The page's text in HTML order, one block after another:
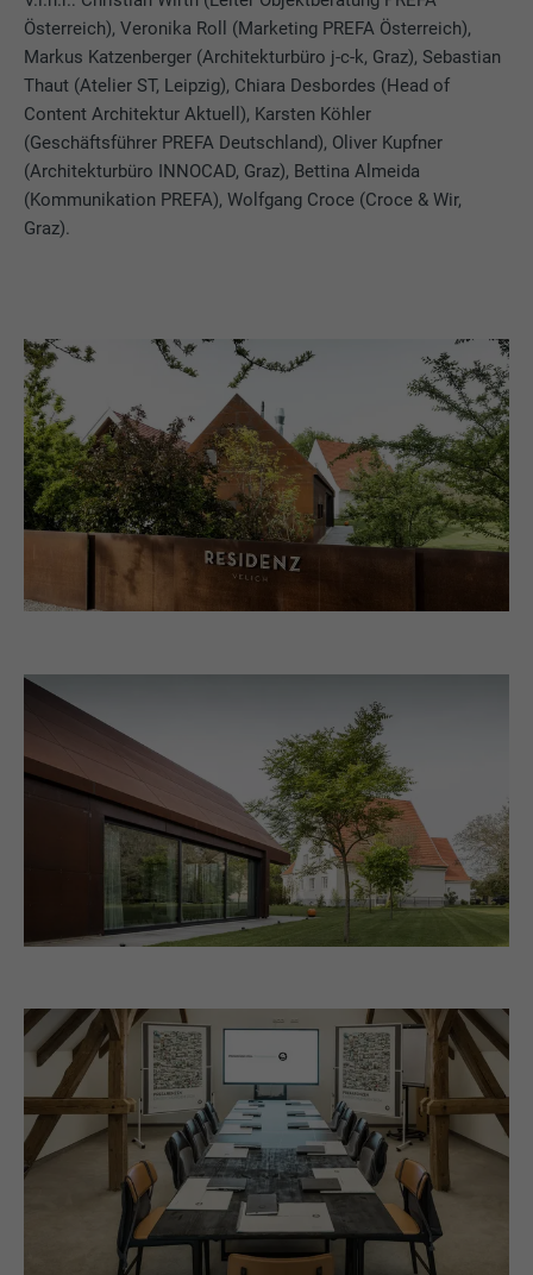
Österreich), Veronika Roll (Marketing PREFA Österreich),
Markus Katzenberger (Architekturbüro j-c-k, Graz), Sebastian
Thaut (Atelier ST, Leipzig), Chiara Desbordes (Head of
Content Architektur Aktuell), Karsten Köhler
(Geschäftsführer PREFA Deutschland), Oliver Kupfner
(Architekturbüro INNOCAD, Graz), Bettina Almeida
(Kommunikation PREFA), Wolfgang Croce (Croce & Wir,
Graz).